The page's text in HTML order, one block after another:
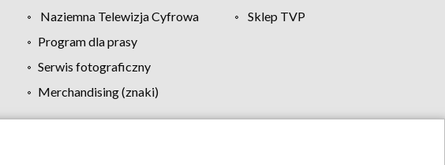
Naziemna Telewizja Cyfrowa
Sklep TVP
Program dla prasy
Serwis fotograficzny
Merchandising (znaki)